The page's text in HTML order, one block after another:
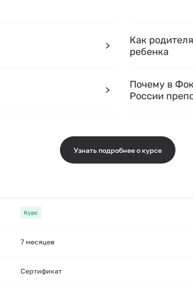
Как
ребенка
Почему в
России
Узнать подробнее о курсе
Курс
7 месяцев
Сертификат